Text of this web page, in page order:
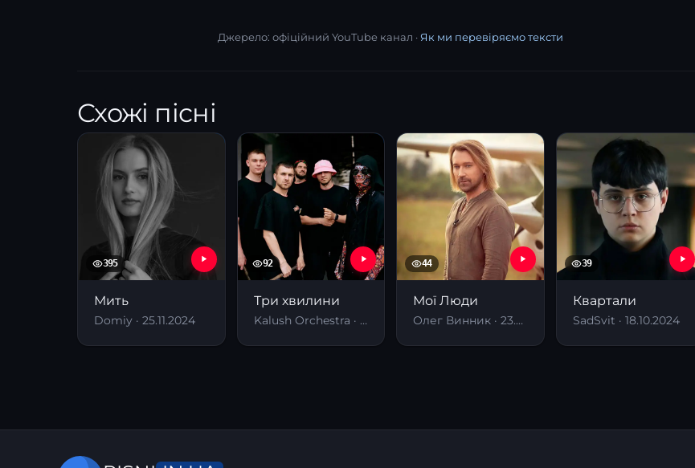
Джерело: офіційний YouTube канал · Як ми перевіряємо тексти
Схожі пісні
395
Мить
Domiy · 25.11.2024
92
Три хвилини
Kalush Orchestra · 30.04.2026
44
Мої Люди
Олег Винник · 23.08.2024
39
Квартали
SadSvit · 18.10.2024